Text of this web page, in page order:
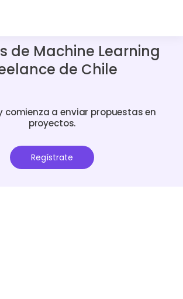
de Machine Learning
de Chile
comienza a enviar propuestas en
proyectos.
Regístrate